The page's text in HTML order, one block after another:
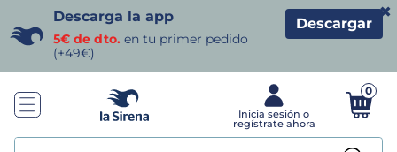
Descarga la app
5€ de dto. en tu primer pedido
(+49€)
Descargar
×
0
Buscar...